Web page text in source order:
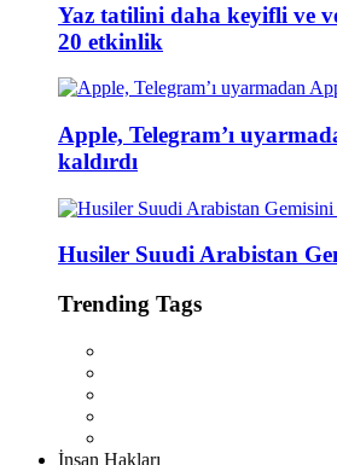
Yaz tatilini daha keyifli ve
20 etkinlik
Apple, Telegram’ı
kaldırdı
Husiler Suudi Arabistan
Trending Tags
İnsan Hakları